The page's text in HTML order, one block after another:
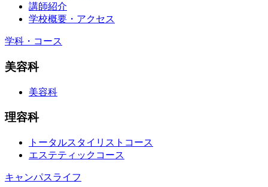
講師紹介
学校概要・アクセス
学科・コース
美容科
美容科
理容科
トータルスタイリストコース
エステティックコース
キャンパスライフ